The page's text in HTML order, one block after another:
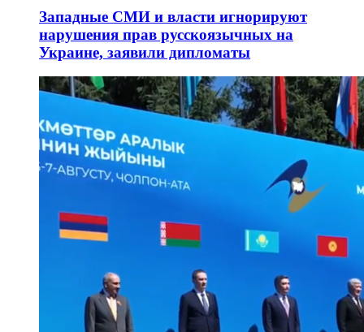
Западные СМИ и власти игнорируют
нарушения прав русскоязычных на
Украине, заявили дипломаты